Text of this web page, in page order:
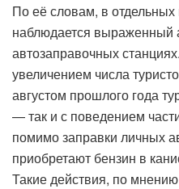
По её словам, в отдельных
наблюдается выраженный
автозаправочных
увеличением числа
августом прошлого года
— так и с поведением
помимо заправки личных
приобретают бензин в
Такие действия, по